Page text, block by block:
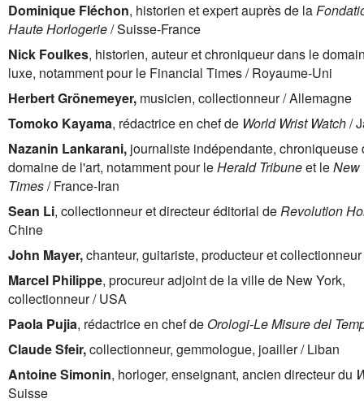
Dominique Fléchon, historien et expert auprès de la
Haute Horlogerie/ Suisse-France
Nick Foulkes, historien, auteur et chroniqueur dans le
luxe, notamment pour le Financial Times / Royaume-Uni
Herbert Grönemeyer, musicien, collectionneur / Allemagne
Tomoko Kayama, rédactrice en chef de World Wrist Watch/
Nazanin Lankarani, journaliste indépendante, chroniqueuse
domaine de l'art, notamment pour leHerald Tribuneet leNew
Times/ France-Iran
Sean Li, collectionneur et directeur éditorial deRevolution
Chine
John Mayer,chanteur, guitariste, producteur et
Marcel Philippe, procureur adjoint de la ville de New York,
collectionneur / USA
Paola Pujia, rédactrice en chef de Orologi-Le Misure del
Claude Sfeir,collectionneur, gemmologue, joailler / Liban
Antoine Simonin, horloger, enseignant, ancien directeur du
Suisse